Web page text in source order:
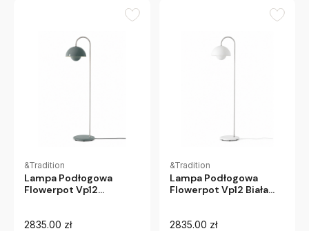
&Tradition
Lampa Podłogowa
Flowerpot Vp12
2835.00 zł
&Tradition
Lampa Podłogowa
Flowerpot Vp12 Biała
2835.00 zł